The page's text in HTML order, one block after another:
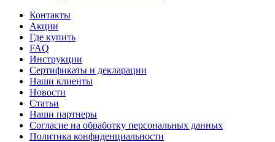
Контакты
Акции
Где купить
FAQ
Инструкции
Сертификаты и декларации
Наши клиенты
Новости
Статьи
Наши партнеры
Согласие на обработку персональных данных
Политика конфиденциальности